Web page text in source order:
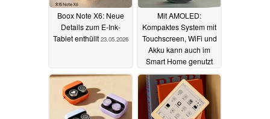
Boox Note X6: Neue
Details zum E-Ink-
Tablet enthüllt 23.05.2026
Mit AMOLED:
Kompaktes System mit
Touchscreen, WiFi und
Akku kann auch im
Smart Home genutzt
werden23.05.2026